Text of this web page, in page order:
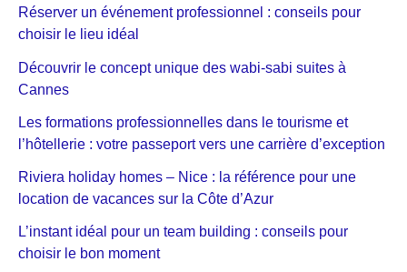
Réserver un événement professionnel : conseils pour
choisir le lieu idéal
Découvrir le concept unique des wabi-sabi suites à
Cannes
Les formations professionnelles dans le tourisme et
l’hôtellerie : votre passeport vers une carrière d’exception
Riviera holiday homes – Nice : la référence pour une
location de vacances sur la Côte d’Azur
L’instant idéal pour un team building : conseils pour
choisir le bon moment